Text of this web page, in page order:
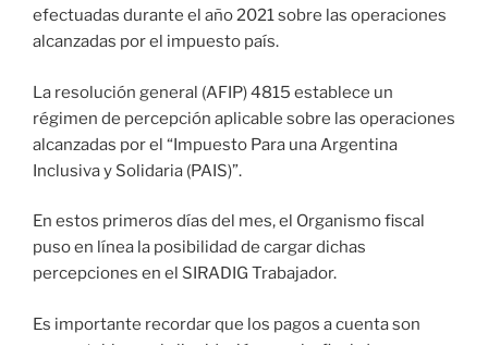
efectuadas durante el año 2021 sobre las operaciones
alcanzadas por el impuesto país.
La resolución general (AFIP) 4815 establece un
régimen de percepción aplicable sobre las operaciones
alcanzadas por el “Impuesto Para una Argentina
Inclusiva y Solidaria (PAIS)”.
En estos primeros días del mes, el Organismo fiscal
puso en línea la posibilidad de cargar dichas
percepciones en el SIRADIG Trabajador.
Es importante recordar que los pagos a cuenta son